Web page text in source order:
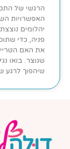
הרגשי של
האפשרויות
יהלומים
פניה, כדי
את האם
שנוצר. בואו
שיהפוך לרגע